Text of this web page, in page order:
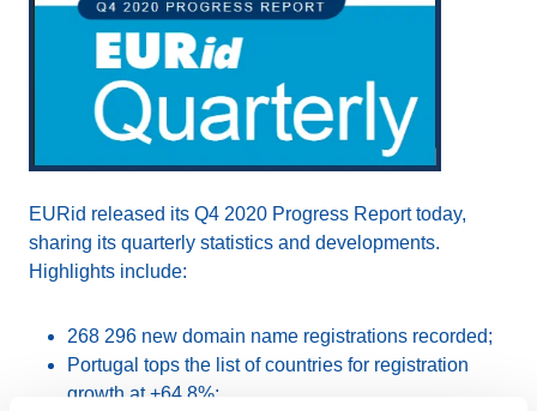
EURid released its Q4 2020 Progress Report today,
sharing its quarterly statistics and developments.
Highlights include:
268 296 new domain name registrations recorded;
Portugal tops the list of countries for registration
growth at +64.8%;